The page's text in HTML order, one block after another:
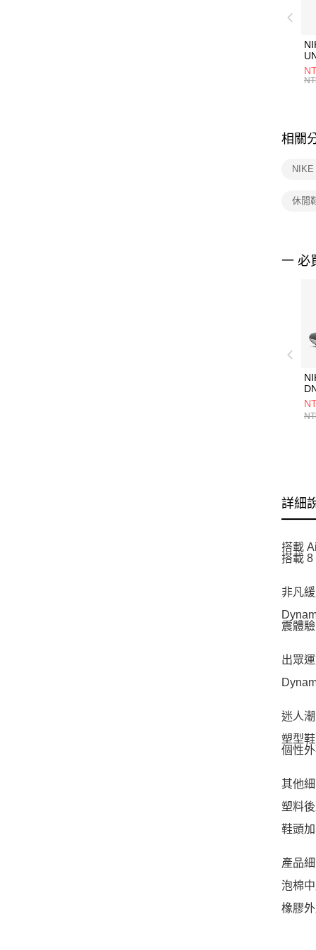
統
相關
休閒
一 必
詳細
搭載
搭載 8
非凡
震體
出眾
迷人
塑型
個性
其他
塑料
鞋頭
產品
泡棉
橡膠